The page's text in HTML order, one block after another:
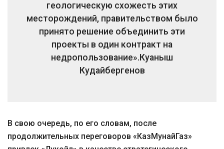
геологическую схожесть этих
месторождений, правительством было
принято решение объединить эти
проекты в один контракт на
недропользование». Куаныш
Кудайбергенов
В свою очередь, по его словам, после
продолжительных переговоров «КазМунайГаз»